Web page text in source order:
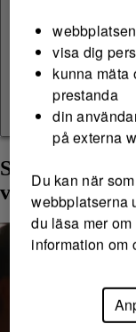
Spela
Spela
vinstchanser
visa dig
kunna mäta
prestanda
din
på externa
Du kan när
webbplatserna
du läsa mer
information om